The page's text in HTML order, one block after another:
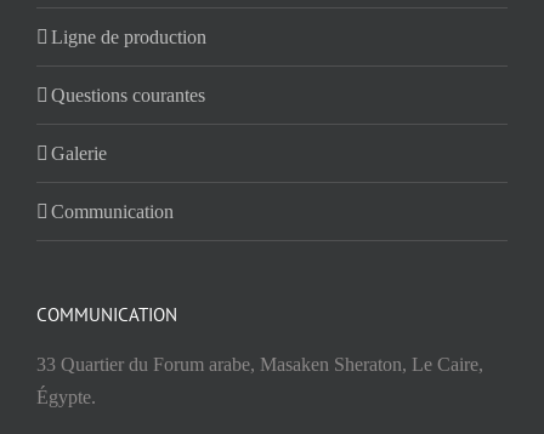
Ligne de production
Questions courantes
Galerie
Communication
COMMUNICATION
33 Quartier du Forum arabe, Masaken Sheraton, Le Caire,
Égypte.